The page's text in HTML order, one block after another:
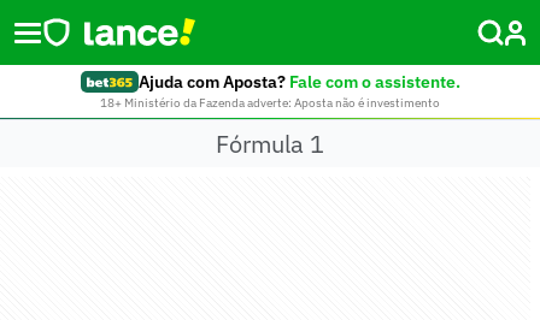
Ajuda com Aposta? Fale com o assistente.
18+ Ministério da Fazenda adverte: Aposta não é investimento
Fórmula 1